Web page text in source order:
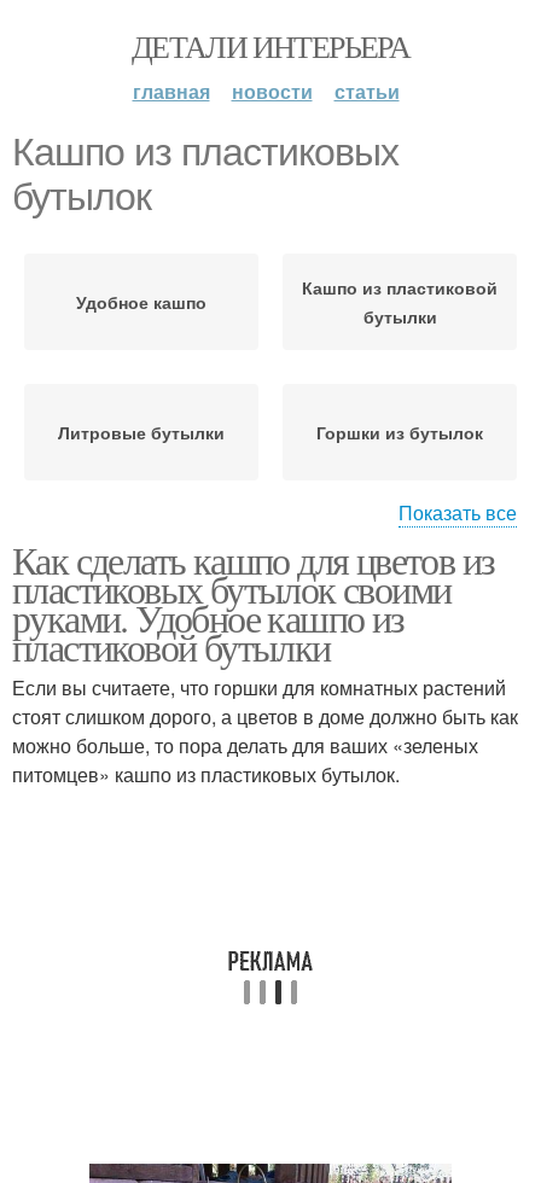
ДЕТАЛИ ИНТЕРЬЕРА
главная новости статьи
Кашпо из пластиковых
бутылок
Удобное кашпо
Кашпо из пластиковой
бутылки
Литровые бутылки Горшки из бутылок
тары
бутылок
Горшки из пластиковых
бутылок
Бутылки для цветов
Показать все
Как сделать кашпо для цветов из
пластиковых бутылок своими
руками. Удобное кашпо из
пластиковой бутылки
Если вы считаете, что горшки для комнатных растений
стоят слишком дорого, а цветов в доме должно быть как
можно больше, то пора делать для ваших «зеленых
питомцев» кашпо из пластиковых бутылок.